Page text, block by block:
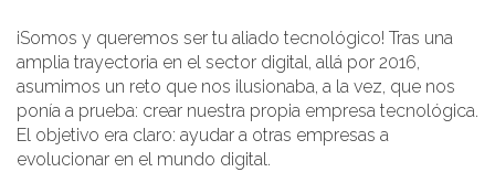
¡Somos y queremos ser tu aliado tecnológico! Tras una
amplia trayectoria en el sector digital, allá por 2016,
asumimos un reto que nos ilusionaba, a la vez, que nos
ponía a prueba: crear nuestra propia empresa tecnológica.
El objetivo era claro: ayudar a otras empresas a
evolucionar en el mundo digital.